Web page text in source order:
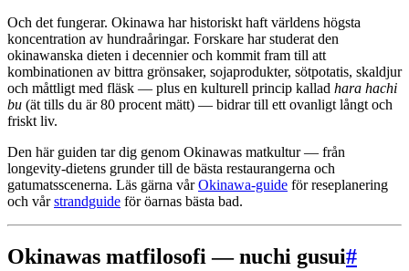
Och det fungerar. Okinawa har historiskt haft världens högsta
koncentration av hundraåringar. Forskare har studerat den
okinawanska dieten i decennier och kommit fram till att
kombinationen av bittra grönsaker, sojaprodukter, sötpotatis, skaldjur
och måttligt med fläsk — plus en kulturell princip kallad hara hachi
bu (ät tills du är 80 procent mätt) — bidrar till ett ovanligt långt och
friskt liv.
Den här guiden tar dig genom Okinawas matkultur — från
longevity-dietens grunder till de bästa restaurangerna och
gatumatsscenerna. Läs gärna vårOkinawa-guide för reseplanering
och vårstrandguide för öarnas bästa bad.
Okinawas matfilosofi — nuchi gusui#